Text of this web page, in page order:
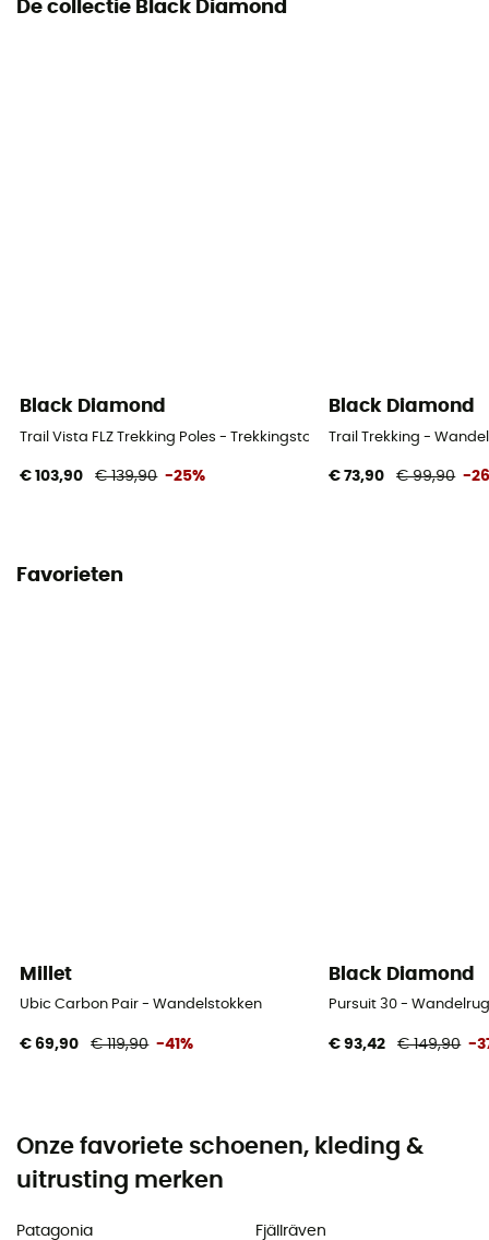
Ongevouwen lengte
De collectie Black Diamond
Black Diamond
Trail Vista FLZ Trekking Poles - Trekkingstokken
€ 103,90 € 139,90 -25%
Black Diamond
Trail Trekking -
€ 73,90 € 99,90 -
Favorieten
Millet
Ubic Carbon Pair - Wandelstokken
€ 69,90 € 119,90 -41%
Black Diamond
Pursuit 30 -
€ 93,42 € 149,90 -
Onze favoriete schoenen, kleding &
uitrusting merken
Patagonia
Fjällräven